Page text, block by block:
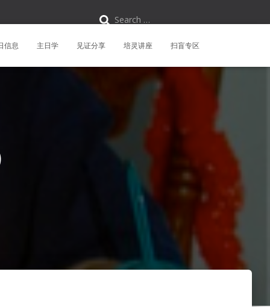
Search …
信息 主日学 见证分享 培灵讲座 扫盲专区